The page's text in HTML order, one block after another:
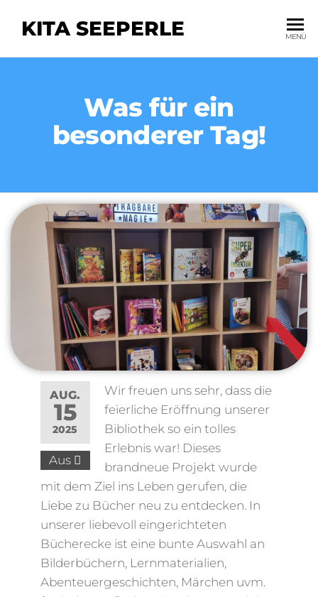
KITA SEEPERLE MENÜ
Was für ein
besonderer Tag!
AUG.
15
2025
Aus
Wir freuen uns sehr, dass die
feierliche Eröffnung unserer
Bibliothek so ein tolles
Erlebnis war! Dieses
brandneue Projekt wurde
mit dem Ziel ins Leben gerufen, die
Liebe zu Bücher neu zu entdecken. In
unserer liebevoll eingerichteten
Bücherecke ist eine bunte Auswahl an
Bilderbüchern, Lernmaterialien,
Abenteuergeschichten, Märchen uvm.